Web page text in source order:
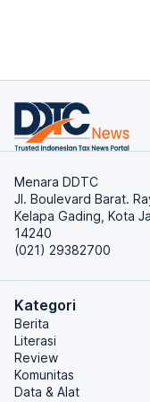
Menara DDTC
Jl. Boulevard Barat.
Kelapa Gading, Kota
14240
(021) 29382700
Kategori
Berita
Literasi
Review
Komunitas
Data & Alat